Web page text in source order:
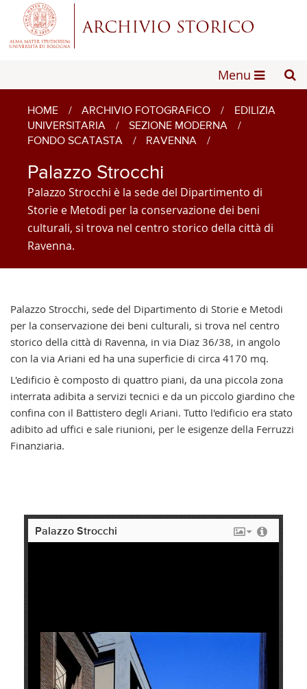
Menu
HOME / ARCHIVIO FOTOGRAFICO /
EDILIZIA
UNIVERSITARIA
/ SEZIONE MODERNA
/
FONDO SCATASTA
/ RAVENNA /
Palazzo Strocchi
Palazzo Strocchi è la sede del Dipartimento di
Storie e Metodi per la conservazione dei beni
culturali, si trova nel centro storico della città di
Ravenna.
Palazzo Strocchi, sede del Dipartimento di Storie e Metodi
per la conservazione dei beni culturali, si trova nel centro
storico della città di Ravenna, in via Diaz 36/38, in angolo
con la via Ariani ed ha una superficie di circa 4170 mq.
L'edificio è composto di quattro piani, da una piccola zona
interrata adibita a servizi tecnici e da un piccolo giardino che
confina con il Battistero degli Ariani. Tutto l'edificio era stato
adibito ad uffici e sale riunioni, per le esigenze della Ferruzzi
Finanziaria.
Palazzo Strocchi